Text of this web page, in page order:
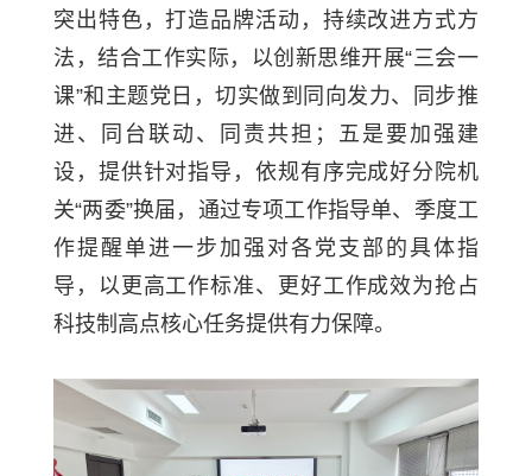
突出特色，打造品牌活动，持续改进方式方
法，结合工作实际，以创新思维开展“三会一
课”和主题党日，切实做到同向发力、同步推
进、同台联动、同责共担；五是 要 加强建
设，提供针对指导，依规有序完成好分院机
关“两委”换届，通过专项工作指导单、季度工
作提醒单进一步加强对各党支部的具体指
导，以更高工作标准、更好工作成效为抢占
科技制高点核心任务提供有力保障。